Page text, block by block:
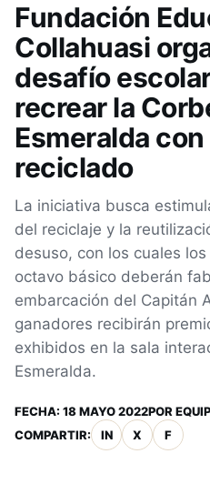
Fundación
Collahuasi
desafío
recrear la
Esmeralda
reciclado
La iniciativa busca
del reciclaje y la
desuso, con los cuales
octavo básico deberán
embarcación del Capitán
ganadores recibirán
exhibidos en la sala
Esmeralda.
FECHA: 18 MAYO 2022POR
COMPARTIR:
IN X F